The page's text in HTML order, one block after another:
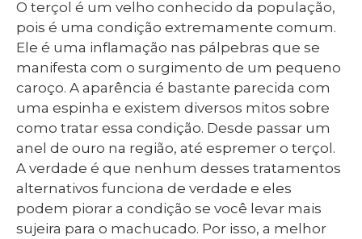
O terçol é um velho conhecido da população,
pois é uma condição extremamente comum.
Ele é uma inflamação nas pálpebras que se
manifesta com o surgimento de um pequeno
caroço. A aparência é bastante parecida com
uma espinha e existem diversos mitos sobre
como tratar essa condição. Desde passar um
anel de ouro na região, até espremer o terçol.
A verdade é que nenhum desses tratamentos
alternativos funciona de verdade e eles
podem piorar a condição se você levar mais
sujeira para o machucado. Por isso, a melhor